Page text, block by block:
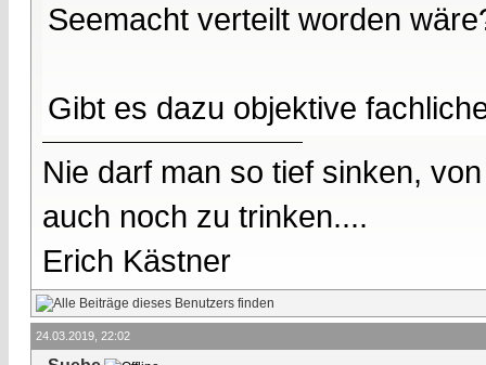
Seemacht verteilt worden
Gibt es dazu objektive
Nie darf man so tief sinken,
auch noch zu trinken....
Erich Kästner
24.03.2019, 22:02